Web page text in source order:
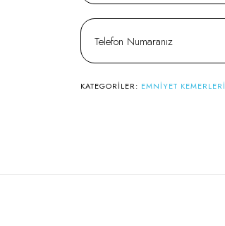
KATEGORILER: EMNIYET KEMERLERI